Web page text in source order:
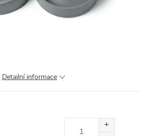
Detailní informace